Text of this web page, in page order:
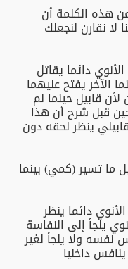
هذه الكلمة أن
لا نقارن لنجعلك
دائما يقاتل
الآخر يفتح عليهما
لأن قابيل حينما لم
قبل شرح أن هذا
ينظر لحقه دون
ما تسير (كمي) بينما
دائما ينظر
يلجأ إلى النفاسة
نفسه ولا يلجأ لغير
داخليا